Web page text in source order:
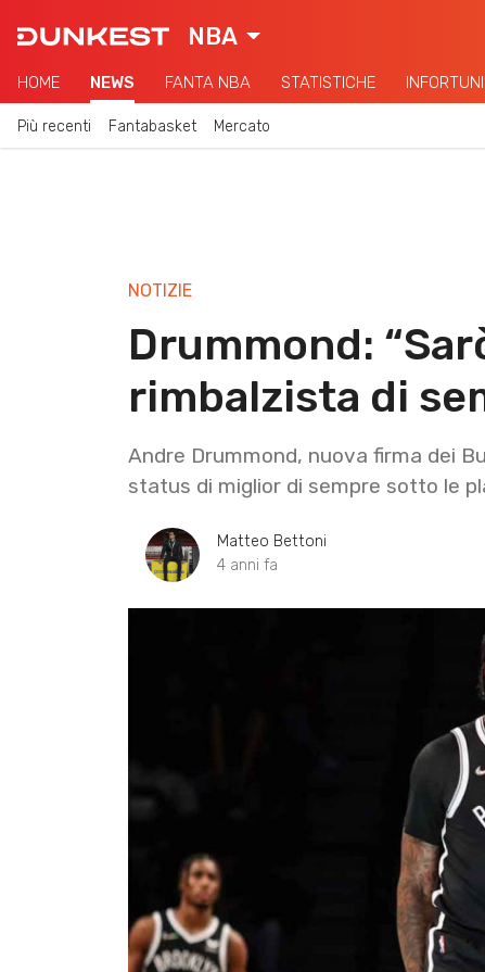
NBA
HOME NEWS FANTA NBA STATISTICHE INFORTUNI
Più recenti Fantabasket Mercato
NOTIZIE
Drummond:
rimbalzista di
Andre Drummond, nuova firma dei
status di miglior di sempre sotto le
Matteo Bettoni
4 anni fa